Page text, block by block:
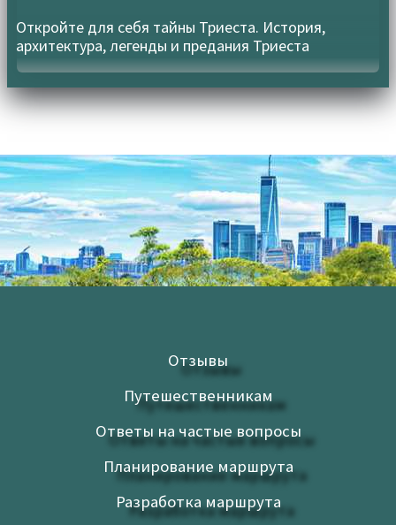
Откройте для себя тайны Триеста. История,
архитектура, легенды и предания Триеста
Отзывы
Путешественникам
Ответы на частые вопросы
Планирование маршрута
Разработка маршрута